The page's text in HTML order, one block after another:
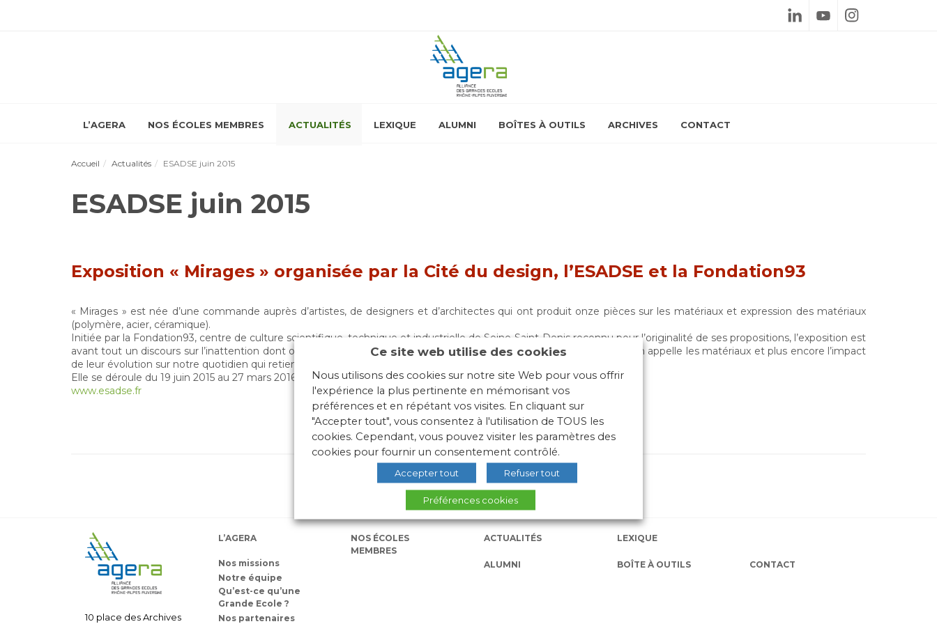
L’AGERA NOS ÉCOLES MEMBRES ACTUALITÉS LEXIQUE ALUMNI BOÎTES À OUTILS ARCHIVES CONTACT
Accueil Actualités ESADSE juin 2015
ESADSE juin 2015
Exposition « Mirages » organisée par la Cité du design, l’ESADSE et la Fondation93
« Mirages » est née d’une commande auprès d’artistes, de designers et d’architectes qui ont produit onze pièces sur les matériaux et expression des matériaux
(polymère, acier, céramique).
Initiée par la Fondation93, centre de culture scientifique, technique et industrielle de Seine-Saint-Denis reconnu pour l’originalité de ses propositions, l’exposition est
avant tout un discours sur l’inattention dont on fait preuve vis-à-vis des matériaux. C’est l’infinie variété de ce que l’on appelle les matériaux et plus encore l’impact
de leur évolution sur notre quotidien qui retient ici l’attention.
Elle se déroule du 19 juin 2015 au 27 mars 2016, à l’espace d’exposition Cité du design.
www.esadse.fr
10 place des Archives
L’AGERA
Nos missions
Notre équipe
Qu’est-ce qu’une
Grande Ecole ?
Nos partenaires
NOS ÉCOLES
MEMBRES
ACTUALITÉS LEXIQUE
ALUMNI BOÎTE À OUTILS CONTACT
Ce site web utilise des cookies
Nous utilisons des cookies sur notre site Web pour vous offrir
l'expérience la plus pertinente en mémorisant vos
préférences et en répétant vos visites. En cliquant sur
"Accepter tout", vous consentez à l'utilisation de TOUS les
cookies. Cependant, vous pouvez visiter les paramètres des
cookies pour fournir un consentement contrôlé.
Accepter tout Refuser tout
Préférences cookies